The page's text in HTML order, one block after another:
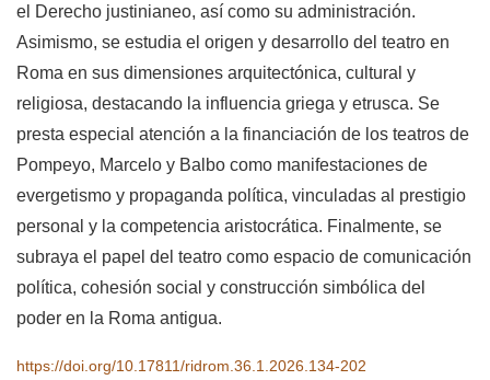
el Derecho justinianeo, así como su administración.
Asimismo, se estudia el origen y desarrollo del teatro en
Roma en sus dimensiones arquitectónica, cultural y
religiosa, destacando la influencia griega y etrusca. Se
presta especial atención a la financiación de los teatros de
Pompeyo, Marcelo y Balbo como manifestaciones de
evergetismo y propaganda política, vinculadas al prestigio
personal y la competencia aristocrática. Finalmente, se
subraya el papel del teatro como espacio de comunicación
política, cohesión social y construcción simbólica del
poder en la Roma antigua.
https://doi.org/10.17811/ridrom.36.1.2026.134-202